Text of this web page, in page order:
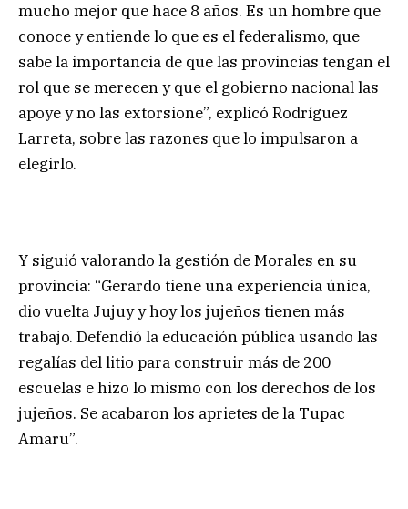
mucho mejor que hace 8 años. Es un hombre que
conoce y entiende lo que es el federalismo, que
sabe la importancia de que las provincias tengan el
rol que se merecen y que el gobierno nacional las
apoye y no las extorsione”, explicó Rodríguez
Larreta, sobre las razones que lo impulsaron a
elegirlo.
Y siguió valorando la gestión de Morales en su
provincia: “Gerardo tiene una experiencia única,
dio vuelta Jujuy y hoy los jujeños tienen más
trabajo. Defendió la educación pública usando las
regalías del litio para construir más de 200
escuelas e hizo lo mismo con los derechos de los
jujeños. Se acabaron los aprietes de la Tupac
Amaru”.